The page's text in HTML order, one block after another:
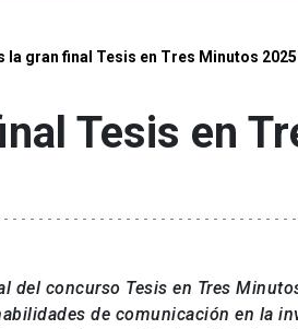
la gran final Tesis en Tres Minutos 2025
Tesis en
del concurso Tesis en Tres
de comunicación en la